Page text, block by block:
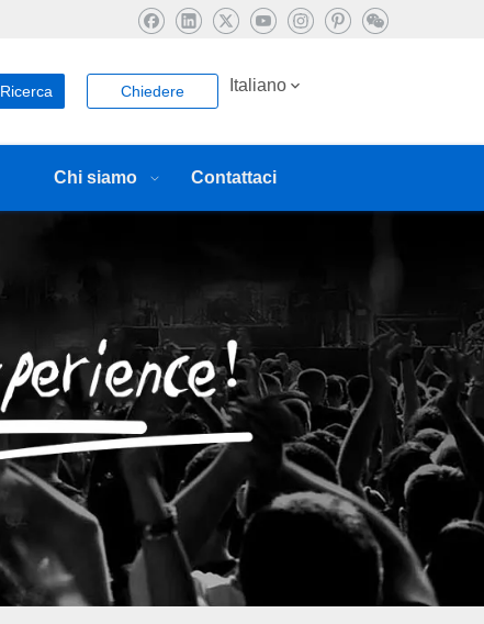
Ricerca Chiedere Italiano
Chi siamo Contattaci